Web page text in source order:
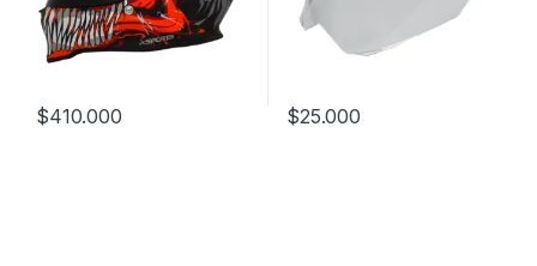
$410.000 $25.000